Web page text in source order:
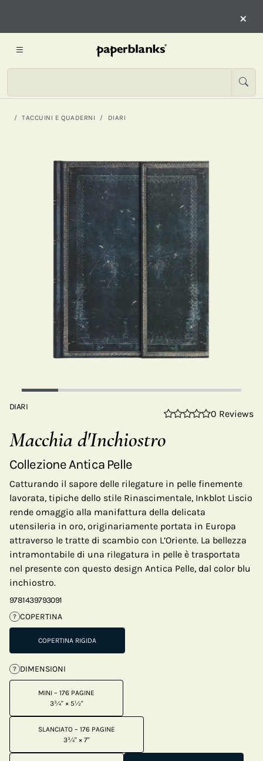
×
TACCUINI E QUADERNI DIARI
DIARI
0 Reviews
Macchia d'Inchiostro
Collezione Antica Pelle
Catturando il sapore delle rilegature in pelle finemente
lavorata, tipiche dello stile Rinascimentale, Inkblot Liscio
rende omaggio alla manifattura della delicata
utensileria in oro, originariamente portata in Europa
attraverso le tratte di scambio con L’Oriente. La bellezza
intramontabile di una rilegatura in pelle è trasportata
nel presente con questo design Antica Pelle, dal color blu
inchiostro.
9781439793091
? COPERTINA
COPERTINA RIGIDA
? DIMENSIONI
MINI – 176 PAGINE
3¾" × 5½"
SLANCIATO – 176 PAGINE
3¾" × 7"